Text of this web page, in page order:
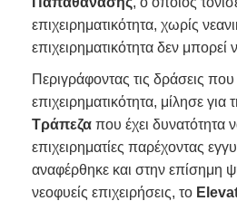
επιχειρηματικότητα, χωρίς
επιχειρηματικότητα δεν μπορεί
Περιγράφοντας τις δράσεις που
επιχειρηματικότητα, μίλησε για
Τράπεζα που έχει δυνατότητα
επιχειρηματίες παρέχοντας
αναφέρθηκε και στην επίσημη
νεοφυείς επιχειρήσεις, το